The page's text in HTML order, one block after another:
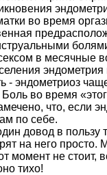
во время
в месячные
- эндометриоз
во время
что, если
по себе.
довод в пользу
на него просто.
момент не стоит,
тихо!